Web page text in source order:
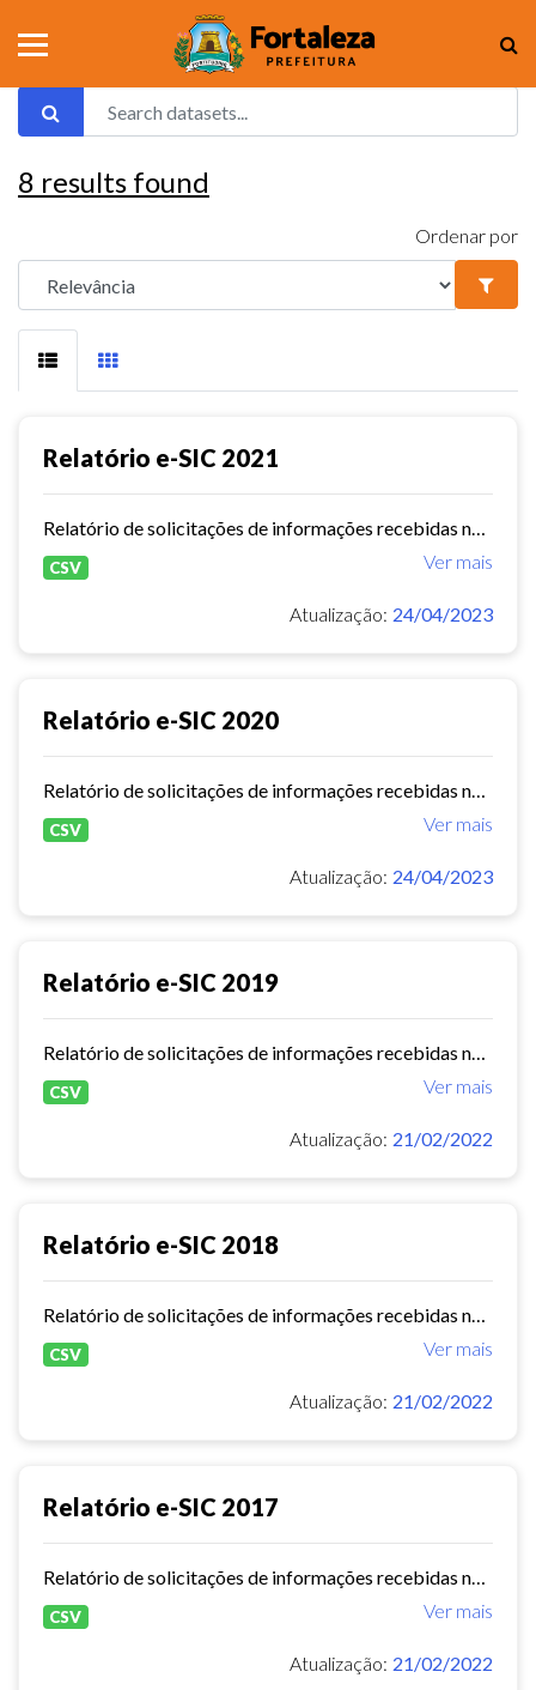
8 results found
Ordenar por
Relatório e-SIC 2021
Ver mais
CSV
Atualização: 24/04/2023
Relatório e-SIC 2020
Ver mais
CSV
Atualização: 24/04/2023
Relatório e-SIC 2019
Ver mais
CSV
Atualização: 21/02/2022
Relatório e-SIC 2018
Ver mais
CSV
Atualização: 21/02/2022
Relatório e-SIC 2017
Ver mais
CSV
Atualização: 21/02/2022